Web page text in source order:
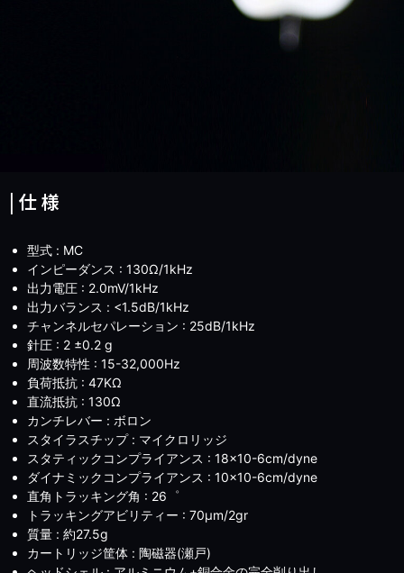
| 仕 様
型式 : MC
インピーダンス : 130Ω/1kHz
出力電圧 : 2.0mV/1kHz
出力バランス : <1.5dB/1kHz
チャンネルセパレーション : 25dB/1kHz
針圧 : 2 ±0.2 g
周波数特性 : 15-32,000Hz
負荷抵抗 : 47KΩ
直流抵抗 : 130Ω
カンチレバー : ボロン
スタイラスチップ : マイクロリッジ
スタティックコンプライアンス : 18×10-6cm/dyne
ダイナミックコンプライアンス : 10×10-6cm/dyne
直角トラッキング角 : 26゜
トラッキングアビリティー : 70μm/2gr
質量 : 約27.5g
カートリッジ筐体 : 陶磁器(瀬戸)